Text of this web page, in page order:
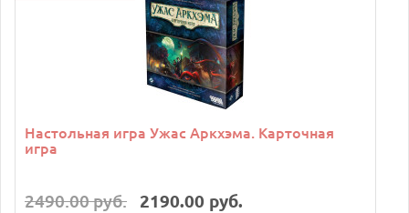
Настольная игра Ужас Аркхэма. Карточная
игра
2490.00 руб. 2190.00 руб.